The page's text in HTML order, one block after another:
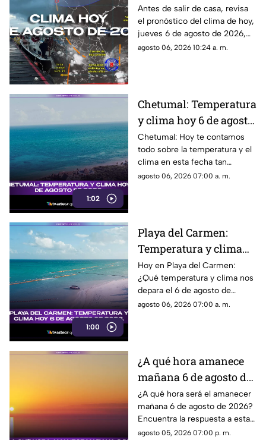
clima en Quintana Roo:
Pronóstico del tiempo
HOY, 6 de agosto de
2026, en Cancún y el
Antes de salir de casa, revisa
el pronóstico del clima de hoy,
jueves 6 de agosto de 2026,
en Cancún y el resto de
agosto 06, 2026 10:24 a. m.
1:02
Chetumal: Temperatura
y clima hoy 6 de agosto
de 2026.
Chetumal: Hoy te contamos
todo sobre la temperatura y el
clima en esta fecha tan
especial. ¡No te lo pierdas!
agosto 06, 2026 07:00 a. m.
1:00
Playa del Carmen:
Temperatura y clima
hoy 6 de agosto de
2026.
Hoy en Playa del Carmen:
¿Qué temperatura y clima nos
depara el 6 de agosto de
2026? No te pierdas este
agosto 06, 2026 07:00 a. m.
¿A qué hora amanece
mañana 6 de agosto de
2026?
¿A qué hora será el amanecer
mañana 6 de agosto de 2026?
Encuentra la respuesta a esta
incógnita sobre el horario del
agosto 05, 2026 07:00 p. m.